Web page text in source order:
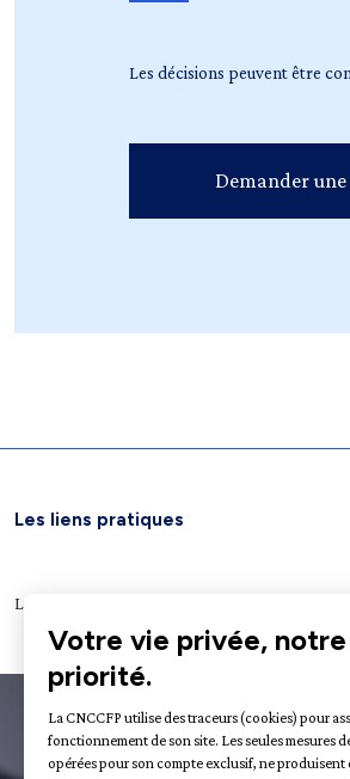
Les décisions peuvent être
Demander
Les liens pratiques
Légifrance